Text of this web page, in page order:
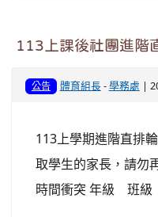
113上課後社團進階
公告 體育組長-學務處 |
113上學期進階直排
取學生的家長，請勿
時間衝突 年級 班